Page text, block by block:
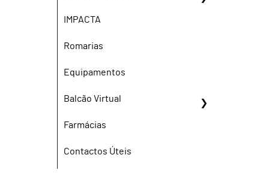
IMPACTA
Romarias
Equipamentos
Balcão Virtual
Farmácias
Contactos Úteis